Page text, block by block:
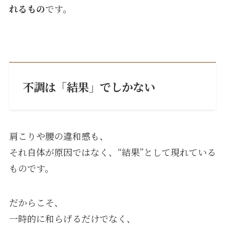
れるものです。
不調は「結果」でしかない
肩こりや腰の違和感も、
それ自体が原因ではなく、“結果”として現れている
ものです。
だからこそ、
一時的に和らげるだけでなく、